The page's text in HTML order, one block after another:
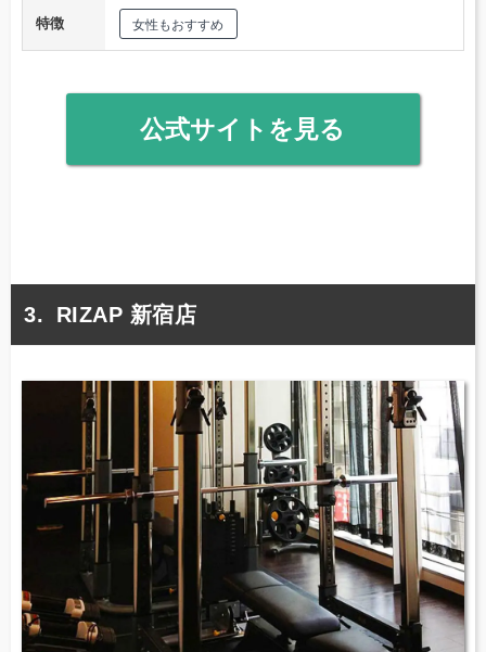
特徴 女性もおすすめ
公式サイトを見る
RIZAP 新宿店